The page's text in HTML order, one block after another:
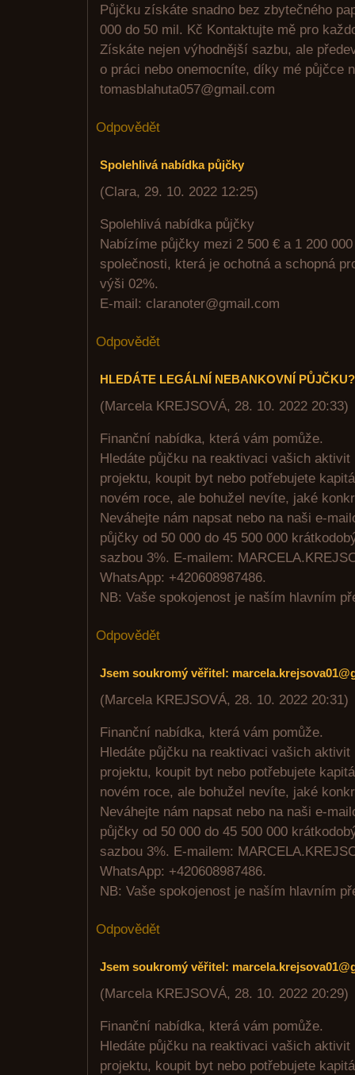
Půjčku získáte snadno bez zbytečného
000 do 50 mil. Kč Kontaktujte mě pro
Získáte nejen výhodnější sazbu, ale
o práci nebo onemocníte, díky mé půjčce
tomasblahuta057@gmail.com
Odpovědět
Spolehlivá nabídka půjčky
(Clara, 29. 10. 2022 12:25)
Spolehlivá nabídka půjčky
Nabízíme půjčky mezi 2 500 € a 1 200
společnosti, která je ochotná a schopná
výši 02%.
E-mail: claranoter@gmail.com
Odpovědět
HLEDÁTE LEGÁLNÍ NEBANKOVNÍ PŮJČKU?
(Marcela KREJSOVÁ, 28. 10. 2022 20:33)
Finanční nabídka, která vám pomůže.
Hledáte půjčku na reaktivaci vašich
projektu, koupit byt nebo potřebujete
novém roce, ale bohužel nevíte, jaké
Neváhejte nám napsat nebo na naši e-
půjčky od 50 000 do 45 500 000
sazbou 3%. E-mailem:
WhatsApp: +420608987486.
NB: Vaše spokojenost je naším hlavním
Odpovědět
Jsem soukromý věřitel:
(Marcela KREJSOVÁ, 28. 10. 2022 20:31)
Finanční nabídka, která vám pomůže.
Hledáte půjčku na reaktivaci vašich
projektu, koupit byt nebo potřebujete
novém roce, ale bohužel nevíte, jaké
Neváhejte nám napsat nebo na naši e-
půjčky od 50 000 do 45 500 000
sazbou 3%. E-mailem:
WhatsApp: +420608987486.
NB: Vaše spokojenost je naším hlavním
Odpovědět
Jsem soukromý věřitel:
(Marcela KREJSOVÁ, 28. 10. 2022 20:29)
Finanční nabídka, která vám pomůže.
Hledáte půjčku na reaktivaci vašich
projektu, koupit byt nebo potřebujete